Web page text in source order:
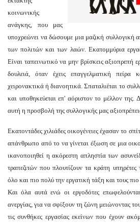
κοινωνικής
ανάγκης, που μας
υποχρεώνει να δώσουμε μια μαζική συλλογική
των πολιτών και των λαών. Εκατομμύρια
Είναι ταπεινωτικό να μην βρίσκεις αξιοπρεπή
δουλειά, όταν έχεις επαγγελματική πείρα
χειρονακτικά ή διανοητικά. Σπαταλιέται το
και υποθηκεύεται επ' αόριστον το μέλλον της.
αυτή η προσβολή της συλλογικής μας
Εκατοντάδες χιλιάδες οικογένειες έχασαν το
απάνθρωπο από το να γίνεται έξωση σε μια
ικανοποιηθεί η ακόρεστη απληστία των
τραπεζιτών που πλουτίζουν τα κράτη
όλο και πιο πολύ την εργατική τάξη και τους
Και όλα αυτά ενώ οι εργοδότες
ανεργίας, για να σφίξουν τη ζώνη μειώνοντας
τις συνθήκες εργασίας εκείνων που έχουν